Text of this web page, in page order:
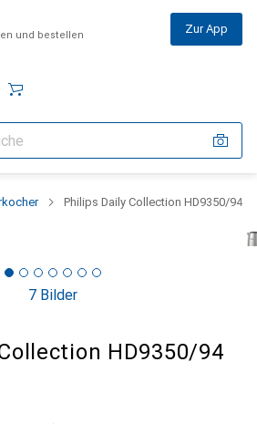
und bestellen Zur App
Philips Daily Collection HD9350/94
7 Bilder
HD9350/94